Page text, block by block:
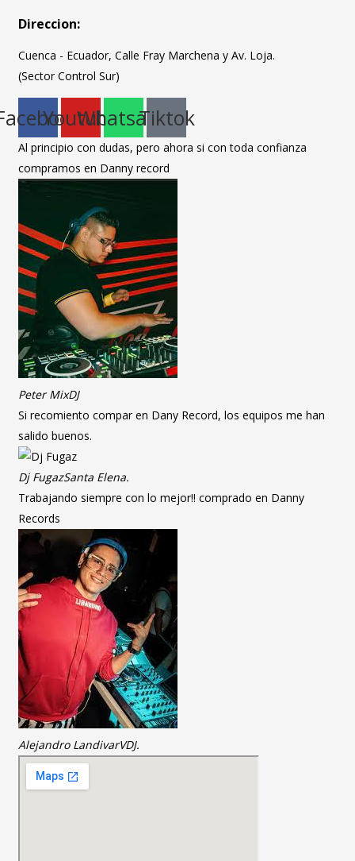
Direccion:
Cuenca - Ecuador, Calle Fray Marchena y Av. Loja.
(Sector Control Sur)
Youtube
Whatsapp
Tiktok
Al principio con dudas, pero ahora si con toda confianza
compramos en Danny record
Peter MixDJ
Si recomiento compar en Dany Record, los equipos me han
salido buenos.
Dj FugazSanta Elena.
Trabajando siempre con lo mejor!! comprado en Danny
Records
Alejandro LandivarVDJ.